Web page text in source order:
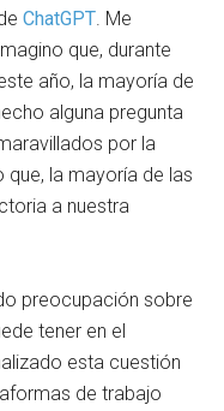
ChatGPT . Me
que, durante
año, la mayoría de
alguna pregunta
por la
que, la mayoría de las
a nuestra
preocupación sobre
tener en el
esta cuestión
de trabajo